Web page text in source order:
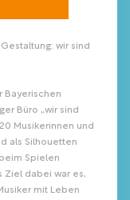
wir sind
Bayerischen
Büro „wir sind
Musikerinnen und
als Silhouetten
Spielen
Ziel dabei war es,
mit Leben